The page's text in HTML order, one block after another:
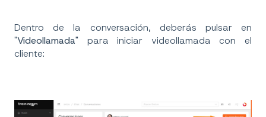
Dentro de la conversación, deberás pulsar en
"Videollamada" para iniciar videollamada con el
cliente: